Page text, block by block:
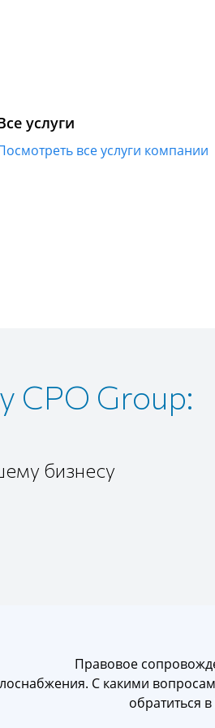
услуги
все услуги компании
CPO Group:
бизнесу
Правовое
С какими
обратиться